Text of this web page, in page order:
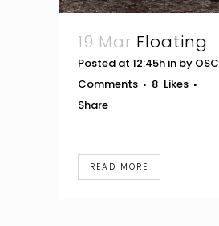
19 Mar Floating
Posted at 12:45h in by OSC
Comments
8 Likes
Share
READ MORE